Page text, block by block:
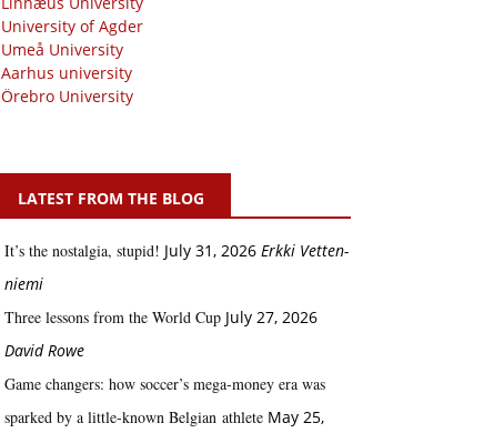
University of Agder
Umeå University
Aarhus university
Örebro University
LATEST FROM THE BLOG
It’s the nostalgia, stupid! July 31, 2026 Erkki Vetten­­
niemi
Three lessons from the World Cup July 27, 2026
David Rowe
Game changers: how soccer’s mega‑money era was
sparked by a little‑known Belgian athlete May 25,